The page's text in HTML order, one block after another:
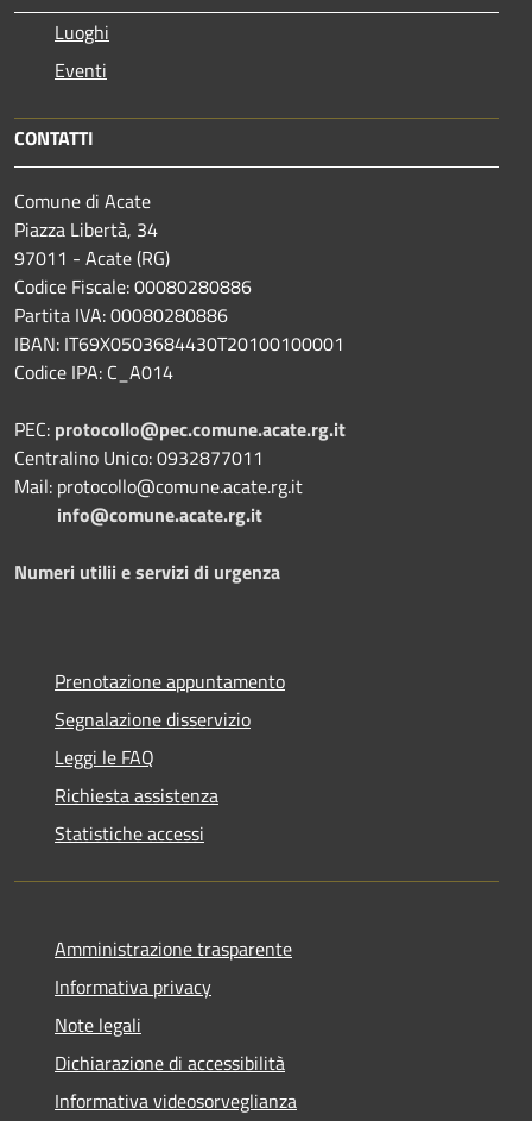
Luoghi
Eventi
CONTATTI
Comune di Acate
Piazza Libertà, 34
97011 - Acate (RG)
Codice Fiscale: 00080280886
Partita IVA: 00080280886
IBAN: IT69X0503684430T20100100001
Codice IPA: C_A014
PEC: protocollo@pec.comune.acate.rg.it
Centralino Unico: 0932877011
Mail: protocollo@comune.acate.rg.it
info@comune.acate.rg.it
Numeri utilii e servizi di urgenza
Prenotazione appuntamento
Segnalazione disservizio
Leggi le FAQ
Richiesta assistenza
Statistiche accessi
Amministrazione trasparente
Informativa privacy
Note legali
Dichiarazione di accessibilità
Informativa videosorveglianza